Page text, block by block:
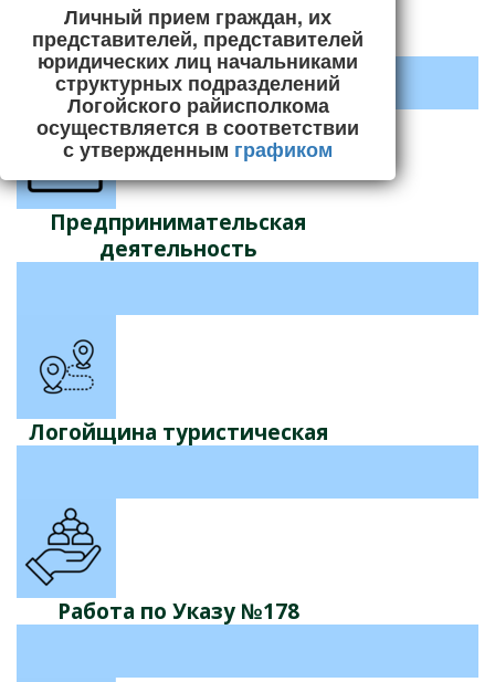
Личный прием граждан, их
представителей, представителей
юридических лиц начальниками
структурных подразделений
Логойского райисполкома
осуществляется в соответствии
с утвержденным графиком
Декрет №3 «О содействии
занятости населения»
Предпринимательская
деятельность
Логойщина туристическая
Работа по Указу №178